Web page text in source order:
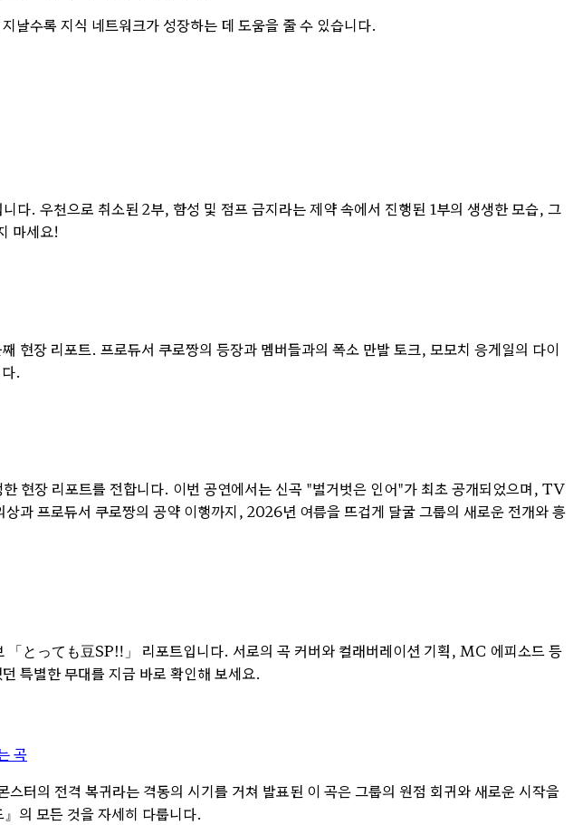
날수록 지식 네트워크가 성장하는 데 도움을 줄 수 있습니다.
. 우천으로 취소된 2부, 함성 및 점프 금지라는 제약 속에서 진행된 1부의 생생한 모습, 그
마세요!
장 리포트. 프로듀서 쿠로짱의 등장과 멤버들과의 폭소 만발 토크, 모모치 응게일의 다이
.
장 리포트를 전합니다. 이번 공연에서는 신곡 "벌거벗은 인어"가 최초 공개되었으며, TV
과 프로듀서 쿠로짱의 공약 이행까지, 2026년 여름을 뜨겁게 달굴 그룹의 새로운 전개와 흥
とっても豆SP‼」 리포트입니다. 서로의 곡 커버와 컬래버레이션 기획, MC 에피소드 등
특별한 무대를 지금 바로 확인해 보세요.
곡
터의 전격 복귀라는 격동의 시기를 거쳐 발표된 이 곡은 그룹의 원점 회귀와 새로운 시작을
의 모든 것을 자세히 다룹니다.